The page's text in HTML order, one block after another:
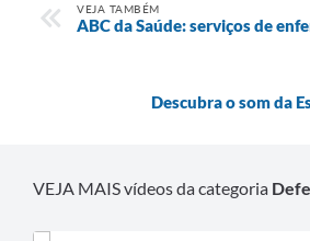
VEJA TAMBÉM
ABC da Saúde: serviços de
Descubra o som da
VEJA MAIS vídeos da categoria